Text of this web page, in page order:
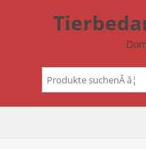
Suchen
nach: